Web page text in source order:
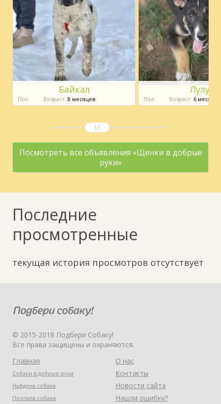
Байкал
Пол: Возраст: 8 месяцев
Лулу
Пол: Возраст: 6 месяцев
Посмотреть все объявления «Щенки в добрые
руки»
Последние
просмотренные
текущая история просмотров отсутствует
© 2015-2018 Подбери Собаку!
Все права защищены и охраняются.
Главная
Собаки в добрые руки
Найдена собака
Пропала собака
О нас
Контакты
Новости сайта
Нашли ошибку?